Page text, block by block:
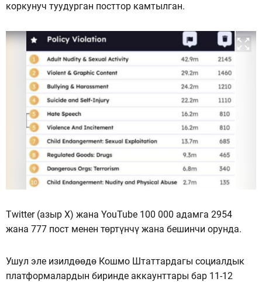
коркунуч туудурган посттор камтылган.
Twitter (азыр X) жана YouTube 100 000 адамга 2954
жана 777 пост менен төртүнчү жана бешинчи орунда.
Ушул эле изилдөөдө Кошмо Штаттардагы социалдык
платформалардын биринде аккаунттары бар 11-12